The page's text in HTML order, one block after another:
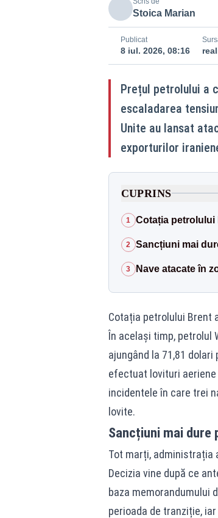
Stoica Marian
Publicat
8 iul. 2026, 08:16
Prețul petrolului a
escaladarea
Unite au lansat
exporturilor
CUPRINS
1 Cotația petrolului
2 Sancțiuni mai
3 Nave atacate în
Cotația petrolului Brent
În același timp, petrolul
ajungând la 71,81
efectuat lovituri
incidentele în care trei
lovite.
Sancțiuni mai dure
Tot marți, administrația
Decizia vine după ce
baza memorandumului
perioada de tranziție,